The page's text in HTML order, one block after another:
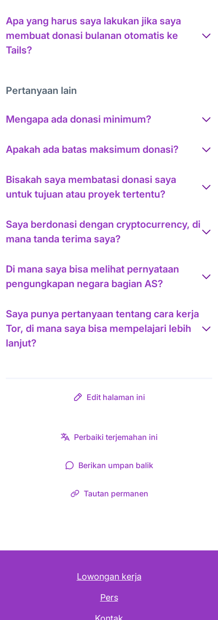
Apa yang harus saya lakukan jika saya
membuat donasi bulanan otomatis ke
Tails?
Pertanyaan lain
Mengapa ada donasi minimum?
Apakah ada batas maksimum donasi?
Bisakah saya membatasi donasi saya
untuk tujuan atau proyek tertentu?
Saya berdonasi dengan cryptocurrency, di
mana tanda terima saya?
Di mana saya bisa melihat pernyataan
pengungkapan negara bagian AS?
Saya punya pertanyaan tentang cara kerja
Tor, di mana saya bisa mempelajari lebih
lanjut?
Edit halaman ini
Perbaiki terjemahan ini
Berikan umpan balik
Tautan permanen
Lowongan kerja
Pers